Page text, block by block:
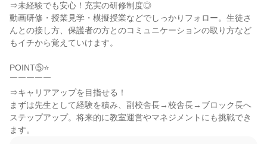
⇒未経験でも安心！充実の研修制度◎
動画研修・授業見学・模擬授業などでしっかりフォロー。生徒さ
んとの接し方、保護者の方とのコミュニケーションの取り方など
もイチから覚えていけます。
POINT⑤⭐
￣￣￣￣￣
⇒キャリアアップを目指せる！
まずは先生として経験を積み、副校舎長→校舎長→ブロック長へ
ステップアップ。将来的に教室運営やマネジメントにも挑戦でき
ます。